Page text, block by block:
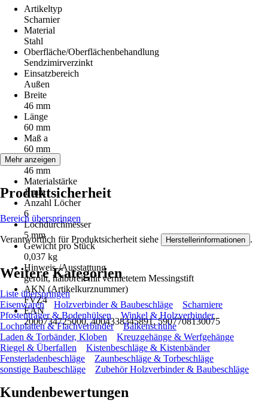
Artikeltyp
Scharnier
Material
Stahl
Oberfläche/Oberflächenbehandlung
Sendzimirverzinkt
Einsatzbereich
Außen
Breite
46 mm
Länge
60 mm
Maß a
60 mm
Maß b
46 mm
Materialstärke
1 mm
Anzahl Löcher
6
Lochdurchmesser
5 mm
Gewicht pro Stück
0,037 kg
Hinweis-/Ausstattung
gerollt, halbbreit mit vernietetem Messingstift
AKN (Artikelkurznummer)
FVZ4
EAN
2000734725000, 4004338345891, 5907708130075
Mehr anzeigen
Produktsicherheit
Bereich überspringen
Verantwortlich für Produktsicherheit siehe Herstellerinformationen .
Weitere Kategorien
Liste überspringen
Eisenwaren
Holzverbinder & Baubeschläge
Scharniere
Pfostenträger & Bodenhülsen
Winkel & Holzverbinder
Lochplatten & Flachverbinder
Balkenschuhe
Laden & Torbänder, Kloben
Kreuzgehänge & Werfgehänge
Riegel & Überfallen
Kistenbeschläge & Kistenbänder
Fensterladenbeschläge
Zaunbeschläge & Torbeschläge
sonstige Baubeschläge
Zubehör Holzverbinder & Baubeschläge
Kundenbewertungen